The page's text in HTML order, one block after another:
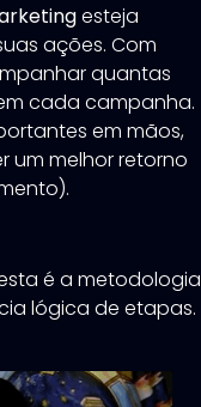
esteja
ações. Com
quantas
cada campanha.
em mãos,
um melhor retorno
é a metodologia
lógica de etapas.